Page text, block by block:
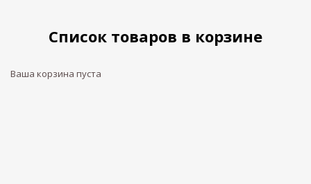
Список товаров в корзине
Ваша корзина пуста